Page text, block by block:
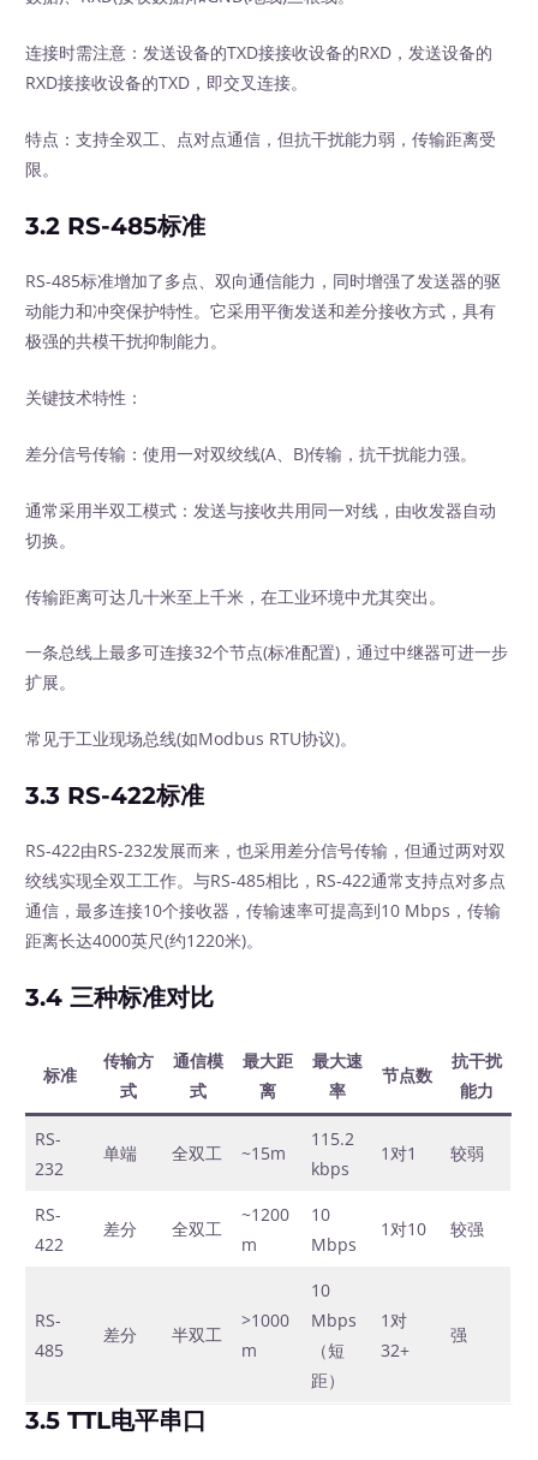
连接时需注意：发送设备的TXD接接收设备的RXD，发送设备的
RXD接接收设备的TXD，即交叉连接。
特点：支持全双工、点对点通信，但抗干扰能力弱，传输距离受
限。
3.2 RS-485标准
RS-485标准增加了多点、双向通信能力，同时增强了发送器的驱
动能力和冲突保护特性。它采用平衡发送和差分接收方式，具有
极强的共模干扰抑制能力。
关键技术特性：
差分信号传输：使用一对双绞线(A、B)传输，抗干扰能力强。
通常采用半双工模式：发送与接收共用同一对线，由收发器自动
切换。
传输距离可达几十米至上千米，在工业环境中尤其突出。
一条总线上最多可连接32个节点(标准配置)，通过中继器可进一步
扩展。
常见于工业现场总线(如Modbus RTU协议)。
3.3 RS-422标准
RS-422由RS-232发展而来，也采用差分信号传输，但通过两对双
绞线实现全双工工作。与RS-485相比，RS-422通常支持点对多点
通信，最多连接10个接收器，传输速率可提高到10 Mbps，传输
距离长达4000英尺(约1220米)。
3.4 三种标准对比
标准
传输方
式
通信模
式
最大距
离
最大速
率
节点数
抗干扰
能力
RS-
232
单端 全双工 ~15m
115.2
kbps
1对1 较弱
RS-
422
差分 全双工
~1200
m
10
Mbps
1对10 较强
RS-
485
差分 半双工
>1000
m
10
Mbps
（短
距）
1对
32+
强
3.5 TTL电平串口